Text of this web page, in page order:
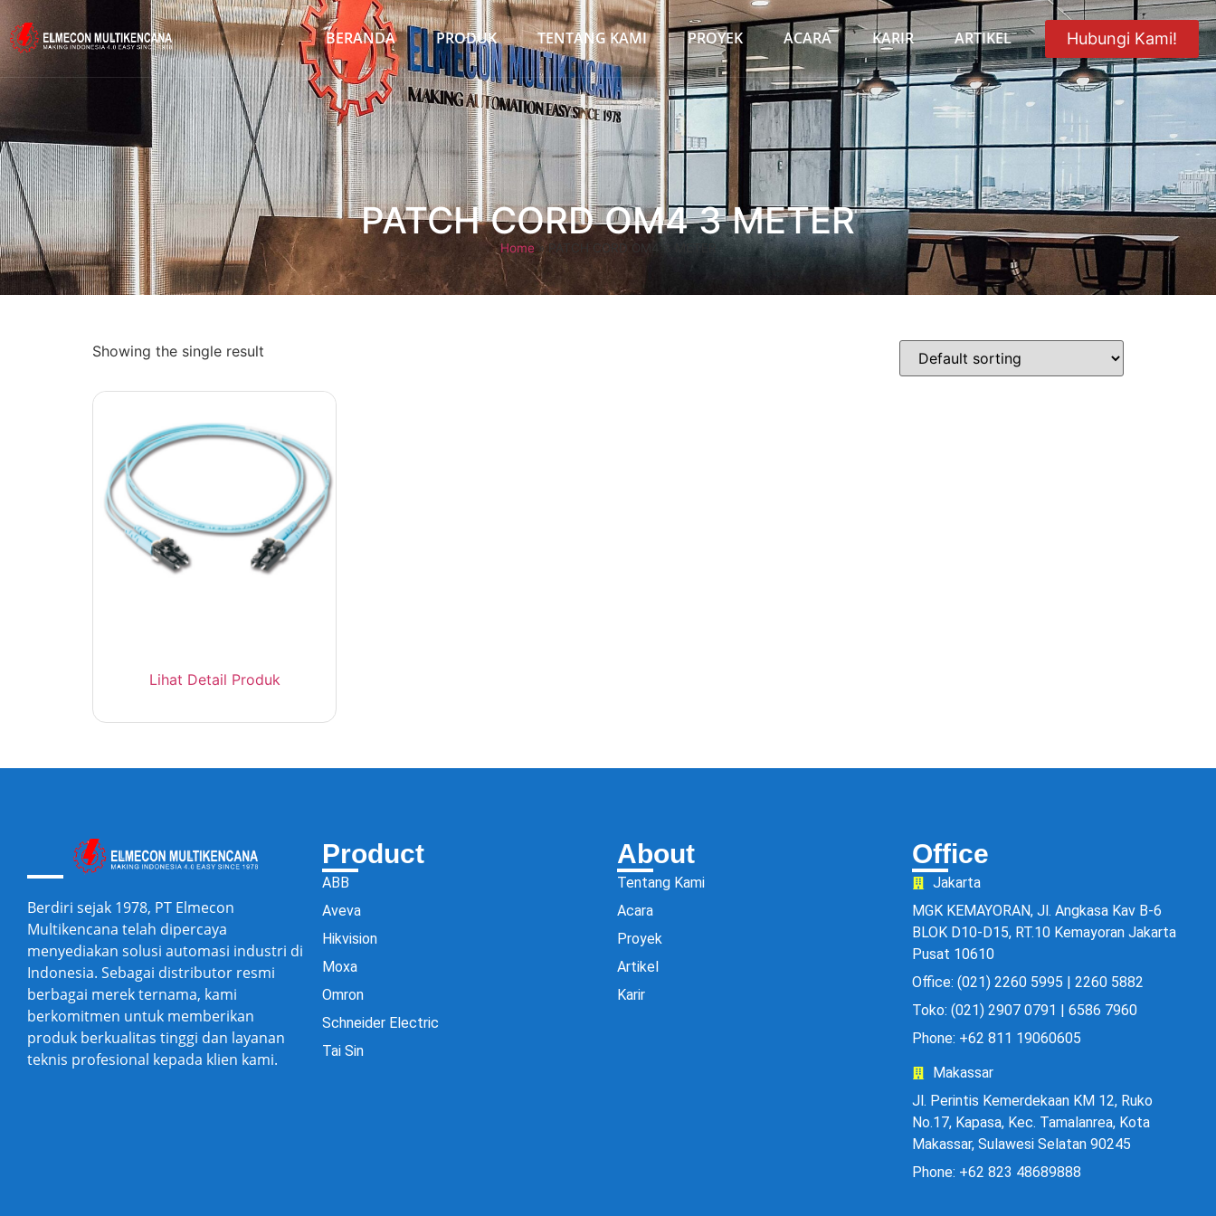
BERANDA PRODUK TENTANG KAMI PROYEK ACARA KARIR ARTIKEL Hubungi Kami!
PATCH CORD OM4 3 METER
Home»PATCH CORD OM4 3 METER
Showing the single result
Lihat Detail Produk
Berdiri sejak 1978, PT Elmecon
Multikencana telah dipercaya
menyediakan solusi automasi industri di
Indonesia. Sebagai distributor resmi
berbagai merek ternama, kami
berkomitmen untuk memberikan
produk berkualitas tinggi dan layanan
teknis profesional kepada klien kami.
Product
ABB
Aveva
Hikvision
Moxa
Omron
Schneider Electric
Tai Sin
About
Tentang Kami
Acara
Proyek
Artikel
Karir
Office
Jakarta
MGK KEMAYORAN, Jl. Angkasa Kav B-6
BLOK D10-D15, RT.10 Kemayoran Jakarta
Pusat 10610
Office: (021) 2260 5995 | 2260 5882
Toko: (021) 2907 0791 | 6586 7960
Phone: +62 811 19060605
Makassar
Jl. Perintis Kemerdekaan KM 12, Ruko
No.17, Kapasa, Kec. Tamalanrea, Kota
Makassar, Sulawesi Selatan 90245
Phone: +62 823 48689888